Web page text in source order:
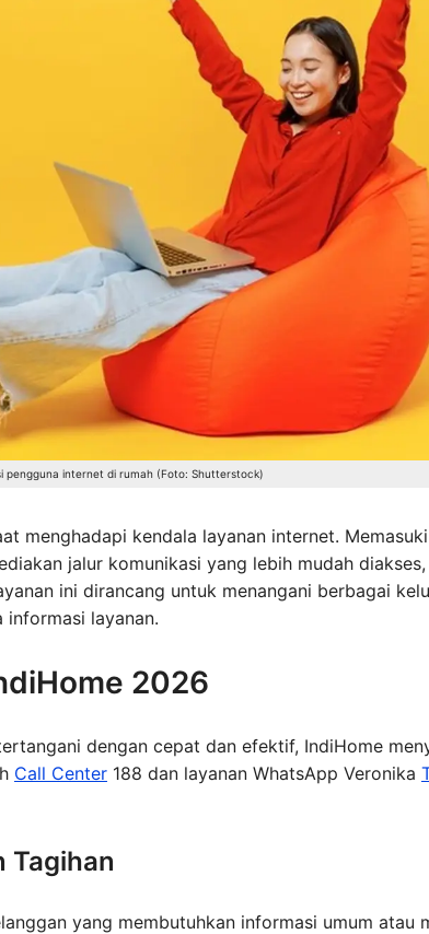
pengguna internet di rumah (Foto: Shutterstock)
menghadapi kendala layanan internet.
jalur komunikasi yang lebih mudah
ini dirancang untuk menangani berbagai
informasi layanan.
2026
dengan cepat dan efektif, IndiHome
Call Center 188 dan layanan WhatsApp Veronika
Tagihan
yang membutuhkan informasi umum atau